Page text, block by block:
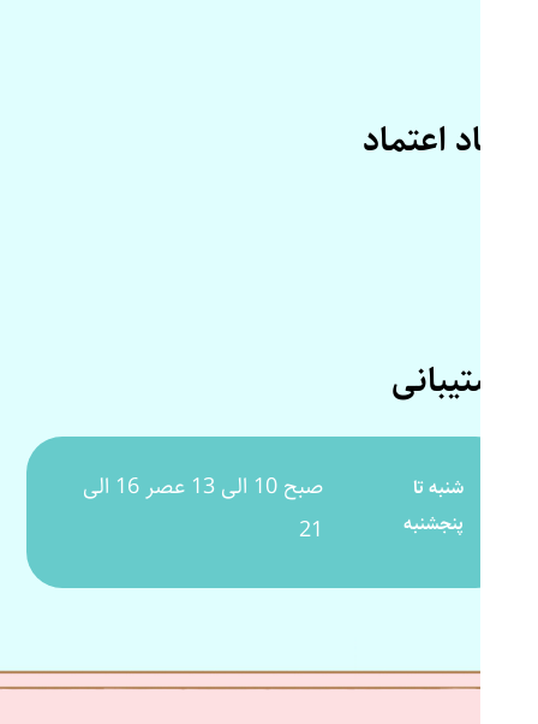
نماد اعتماد
پشتیبانی
شنبه تا
پنجشنبه
صبح 10 الی 13 عصر 16 الی
21